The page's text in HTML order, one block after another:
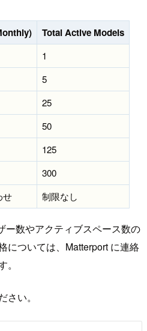
Total Active Models
1
5
25
50
125
300
せ 制限なし
ー数やアクティブスペース数の
については、Matterport に連絡
い。